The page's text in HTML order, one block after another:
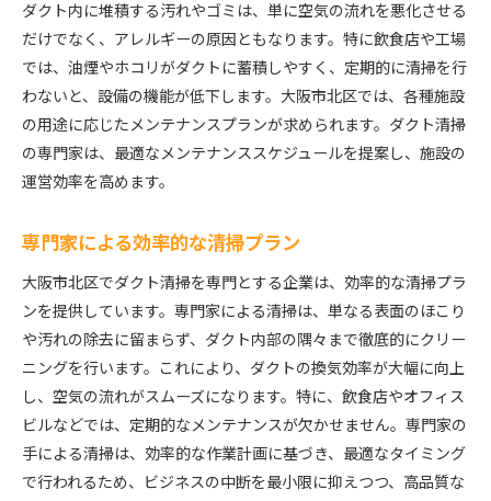
ダクト内に堆積する汚れやゴミは、単に空気の流れを悪化させる
だけでなく、アレルギーの原因ともなります。特に飲食店や工場
では、油煙やホコリがダクトに蓄積しやすく、定期的に清掃を行
わないと、設備の機能が低下します。大阪市北区では、各種施設
の用途に応じたメンテナンスプランが求められます。ダクト清掃
の専門家は、最適なメンテナンススケジュールを提案し、施設の
運営効率を高めます。
専門家による効率的な清掃プラン
大阪市北区でダクト清掃を専門とする企業は、効率的な清掃プラ
ンを提供しています。専門家による清掃は、単なる表面のほこり
や汚れの除去に留まらず、ダクト内部の隅々まで徹底的にクリー
ニングを行います。これにより、ダクトの換気効率が大幅に向上
し、空気の流れがスムーズになります。特に、飲食店やオフィス
ビルなどでは、定期的なメンテナンスが欠かせません。専門家の
手による清掃は、効率的な作業計画に基づき、最適なタイミング
で行われるため、ビジネスの中断を最小限に抑えつつ、高品質な